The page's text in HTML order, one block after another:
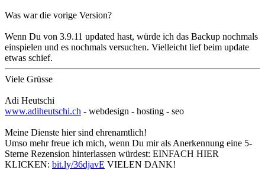
Was war die vorige Version?
Wenn Du von 3.9.11 updated hast, würde ich das Backup nochmals
einspielen und es nochmals versuchen. Vielleicht lief beim update
etwas schief.
Viele Grüsse
Adi Heutschi
www.adiheutschi.ch - webdesign - hosting - seo
Meine Dienste hier sind ehrenamtlich!
Umso mehr freue ich mich, wenn Du mir als Anerkennung eine 5-
Sterne Rezension hinterlassen würdest: EINFACH HIER
KLICKEN: bit.ly/36djavE VIELEN DANK!